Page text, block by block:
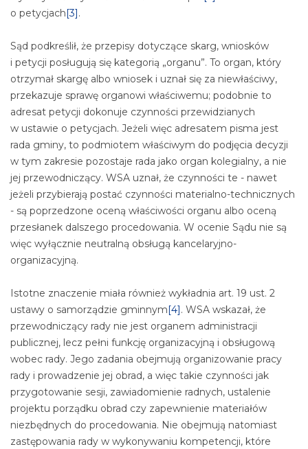
o petycjach[3].
Sąd podkreślił, że przepisy dotyczące skarg, wniosków
i petycji posługują się kategorią „organu”. To organ, który
otrzymał skargę albo wniosek i uznał się za niewłaściwy,
przekazuje sprawę organowi właściwemu; podobnie to
adresat petycji dokonuje czynności przewidzianych
w ustawie o petycjach. Jeżeli więc adresatem pisma jest
rada gminy, to podmiotem właściwym do podjęcia decyzji
w tym zakresie pozostaje rada jako organ kolegialny, a nie
jej przewodniczący. WSA uznał, że czynności te - nawet
jeżeli przybierają postać czynności materialno-technicznych
- są poprzedzone oceną właściwości organu albo oceną
przesłanek dalszego procedowania. W ocenie Sądu nie są
więc wyłącznie neutralną obsługą kancelaryjno-
organizacyjną.
Istotne znaczenie miała również wykładnia art. 19 ust. 2
ustawy o samorządzie gminnym[4]. WSA wskazał, że
przewodniczący rady nie jest organem administracji
publicznej, lecz pełni funkcję organizacyjną i obsługową
wobec rady. Jego zadania obejmują organizowanie pracy
rady i prowadzenie jej obrad, a więc takie czynności jak
przygotowanie sesji, zawiadomienie radnych, ustalenie
projektu porządku obrad czy zapewnienie materiałów
niezbędnych do procedowania. Nie obejmują natomiast
zastępowania rady w wykonywaniu kompetencji, które